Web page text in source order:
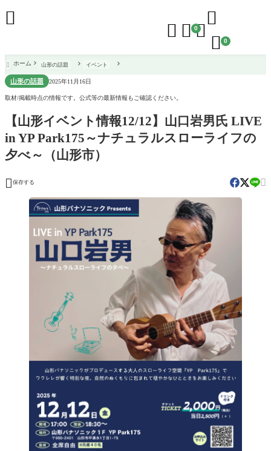
  0

 0

 ホーム 山形の話題 イベント
山形の話題 2025年11月16日
取材/掲載時点の情報です。公式等の最新情報もご確認ください。
【山形イベント情報12/12】山口岩男氏 LIVE
in YP Park175～ナチュラルスローライフの
夕べ～（山形市）
 保存する 